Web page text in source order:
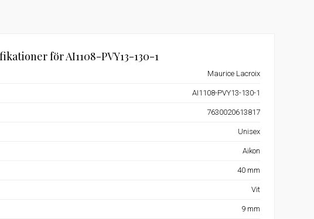
för AI1108-PVY13-130-1
Maurice Lacroix
AI1108-PVY13-130-1
7630020613817
Unisex
Aikon
40 mm
Vit
9 mm